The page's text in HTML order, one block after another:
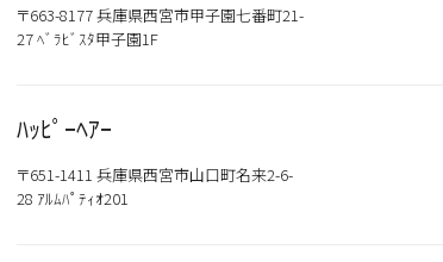
〒663-8177 兵庫県西宮市甲子園七番町21-
27 ﾍﾞﾗﾋﾞｽﾀ甲子園1F
ﾊｯﾋﾟｰﾍｱｰ
〒651-1411 兵庫県西宮市山口町名来2-6-
28 ｱﾙﾑﾊﾟﾃｨｵ201